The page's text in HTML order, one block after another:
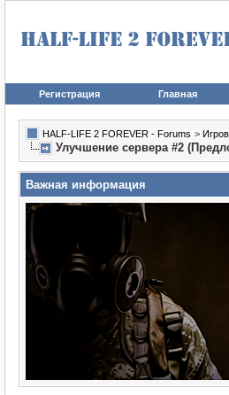
Регистрация Главная
HALF-LIFE 2 FOREVER - Forums >
Улучшение сервера #2
Важная информация